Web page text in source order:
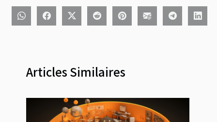
Articles Similaires